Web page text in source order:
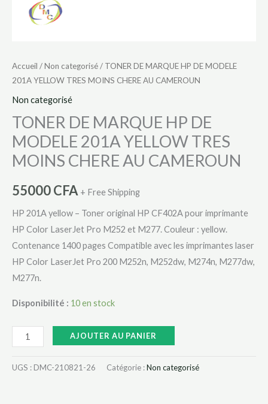
Accueil /Non categorisé/ TONER DE MARQUE HP DE MODELE
201A YELLOW TRES MOINS CHERE AU CAMEROUN
Non categorisé
TONER DE MARQUE HP DE
MODELE 201A YELLOW TRES
MOINS CHERE AU CAMEROUN
55000CFA + Free Shipping
HP 201A yellow – Toner original HP CF402A pour imprimante
HP Color LaserJet Pro M252 et M277. Couleur : yellow.
Contenance 1400 pages Compatible avec les imprimantes laser
HP Color LaserJet Pro 200 M252n, M252dw, M274n, M277dw,
M277n.
Disponibilité : 10 en stock
AJOUTER AU PANIER
UGS : DMC-210821-26 Catégorie :Non categorisé